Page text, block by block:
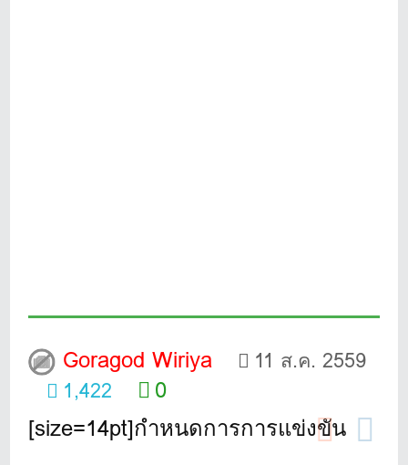
Goragod Wiriya
11 ส.ค. 2559
1,422
0
[size=14pt]กำหนดการการแข่งขัน